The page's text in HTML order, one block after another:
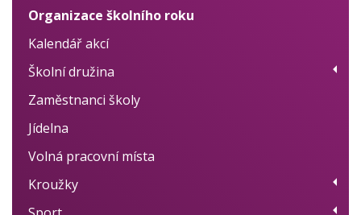
Organizace školního roku
Kalendář akcí
Školní družina
Provoz
Fotogalerie
Dokumenty
BELLhop systém
Zaměstnanci školy
Jídelna
Volná pracovní místa
Kroužky